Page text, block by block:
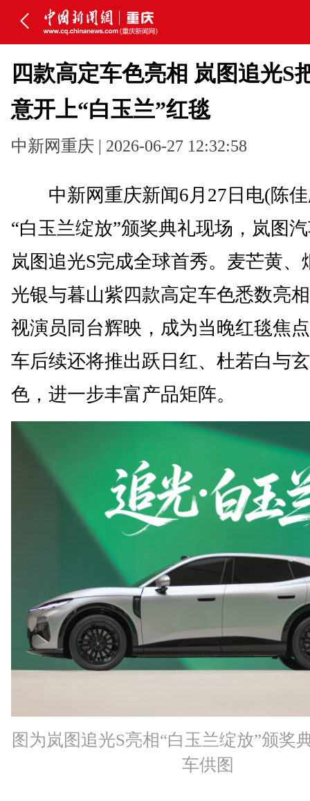
四款高定车色亮相 岚图追光S
意开上“白玉兰”红毯
中新网重庆 | 2026-06-27 12:32:58
中新网重庆新闻6月27日电(陈佳
“白玉兰绽放”颁奖典礼现场，岚图
岚图追光S完成全球首秀。麦芒黄、
光银与暮山紫四款高定车色悉数亮
视演员同台辉映，成为当晚红毯焦
车后续还将推出跃日红、杜若白与
色，进一步丰富产品矩阵。
图为岚图追光S亮相“白玉兰绽放”颁奖
车供图